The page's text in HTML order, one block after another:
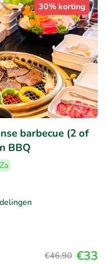
30% korting
barbecue (2 of
BBQ
Za
€46,90 €33